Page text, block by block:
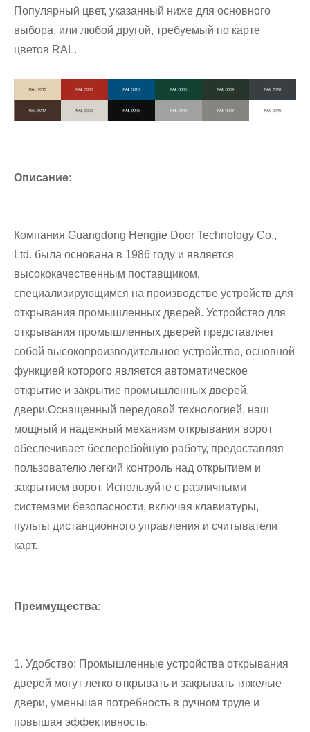
Популярный цвет, указанный ниже для основного
выбора, или любой другой, требуемый по карте
цветов RAL.
Описание:
Компания Guangdong Hengjie Door Technology Co.,
Ltd. была основана в 1986 году и является
высококачественным поставщиком,
специализирующимся на производстве устройств для
открывания промышленных дверей. Устройство для
открывания промышленных дверей представляет
собой высокопроизводительное устройство, основной
функцией которого является автоматическое
открытие и закрытие промышленных дверей.
двери.Оснащенный передовой технологией, наш
мощный и надежный механизм открывания ворот
обеспечивает бесперебойную работу, предоставляя
пользователю легкий контроль над открытием и
закрытием ворот. Используйте с различными
системами безопасности, включая клавиатуры,
пульты дистанционного управления и считыватели
карт.
Преимущества:
1. Удобство: Промышленные устройства открывания
дверей могут легко открывать и закрывать тяжелые
двери, уменьшая потребность в ручном труде и
повышая эффективность.